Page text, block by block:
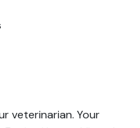
veterinarian. Your